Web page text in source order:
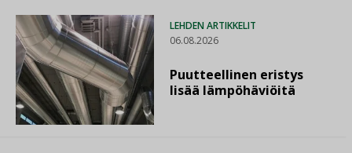
LEHDEN ARTIKKELIT
06.08.2026
Puutteellinen eristys
lisää lämpöhäviöitä